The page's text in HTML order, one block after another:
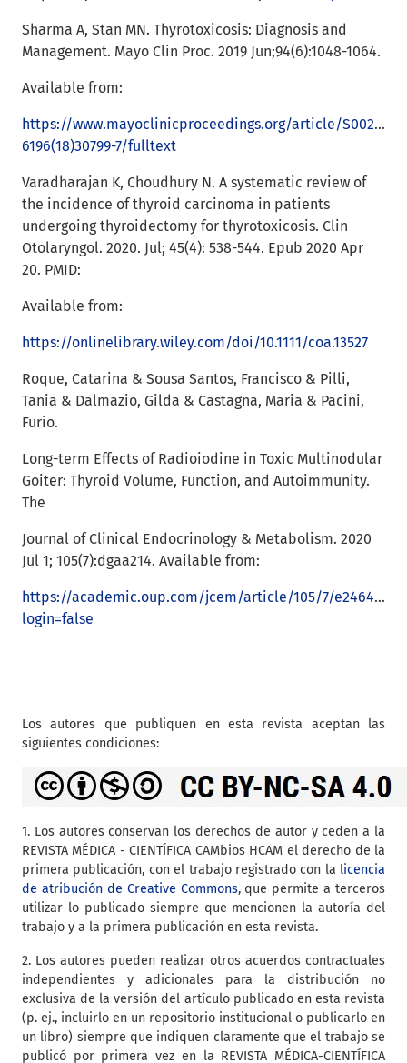
Sharma A, Stan MN. Thyrotoxicosis: Diagnosis and
Management. Mayo Clin Proc. 2019 Jun;94(6):1048-1064.
Available from:
https://www.mayoclinicproceedings.org/article/S0025-
6196(18)30799-7/fulltext
Varadharajan K, Choudhury N. A systematic review of
the incidence of thyroid carcinoma in patients
undergoing thyroidectomy for thyrotoxicosis. Clin
Otolaryngol. 2020. Jul; 45(4): 538-544. Epub 2020 Apr
20. PMID:
Available from:
https://onlinelibrary.wiley.com/doi/10.1111/coa.13527
Roque, Catarina & Sousa Santos, Francisco & Pilli,
Tania & Dalmazio, Gilda & Castagna, Maria & Pacini,
Furio.
Long-term Effects of Radioiodine in Toxic Multinodular
Goiter: Thyroid Volume, Function, and Autoimmunity.
The
Journal of Clinical Endocrinology & Metabolism. 2020
Jul 1; 105(7):dgaa214. Available from:
https://academic.oup.com/jcem/article/105/7/e2464/
login=false
Los autores que publiquen en esta revista aceptan las
siguientes condiciones:
1. Los autores conservan los derechos de autor y ceden a la
REVISTA MÉDICA - CIENTÍFICA CAMbios HCAM el derecho de la
primera publicación, con el trabajo registrado con la licencia
de atribución de Creative Commons, que permite a terceros
utilizar lo publicado siempre que mencionen la autoría del
trabajo y a la primera publicación en esta revista.
2. Los autores pueden realizar otros acuerdos contractuales
independientes y adicionales para la distribución no
exclusiva de la versión del artículo publicado en esta revista
(p. ej., incluirlo en un repositorio institucional o publicarlo en
un libro) siempre que indiquen claramente que el trabajo se
publicó por primera vez en la REVISTA MÉDICA-CIENTÍFICA